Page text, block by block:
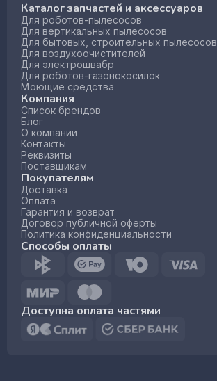
Каталог запчастей и аксессуаров
Для роботов-пылесосов
Для вертикальных пылесосов
Для бытовых, строительных пылесосов
Для воздухоочистителей
Для электрошвабр
Для роботов-газонокосилок
Моющие средства
Компания
Список брендов
Блог
О компании
Контакты
Реквизиты
Поставщикам
Покупателям
Доставка
Оплата
Гарантия и возврат
Договор публичной оферты
Политика конфиденциальности
Способы оплаты
Доступна оплата частями